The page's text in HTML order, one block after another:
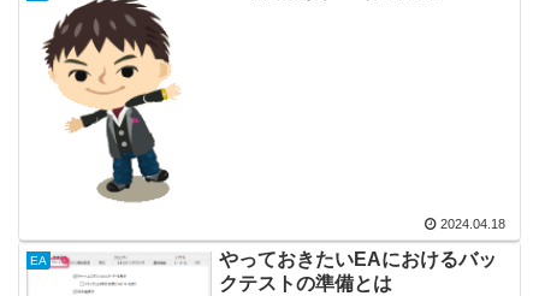
2024.04.18
EA
やっておきたいEAにおけるバッ
クテストの準備とは